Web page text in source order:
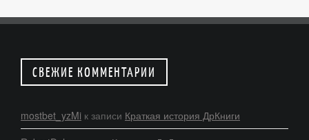
СВЕЖИЕ КОММЕНТАРИИ
mostbet_yzMi к записи Краткая история ДрКниги